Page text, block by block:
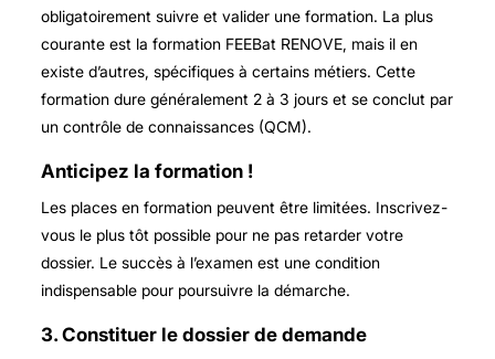
obligatoirement suivre et valider une formation. La plus
courante est la formation FEEBat RENOVE, mais il en
existe d’autres, spécifiques à certains métiers. Cette
formation dure généralement 2 à 3 jours et se conclut par
un contrôle de connaissances (QCM).
Anticipez la formation !
Les places en formation peuvent être limitées. Inscrivez-
vous le plus tôt possible pour ne pas retarder votre
dossier. Le succès à l’examen est une condition
indispensable pour poursuivre la démarche.
3. Constituer le dossier de demande